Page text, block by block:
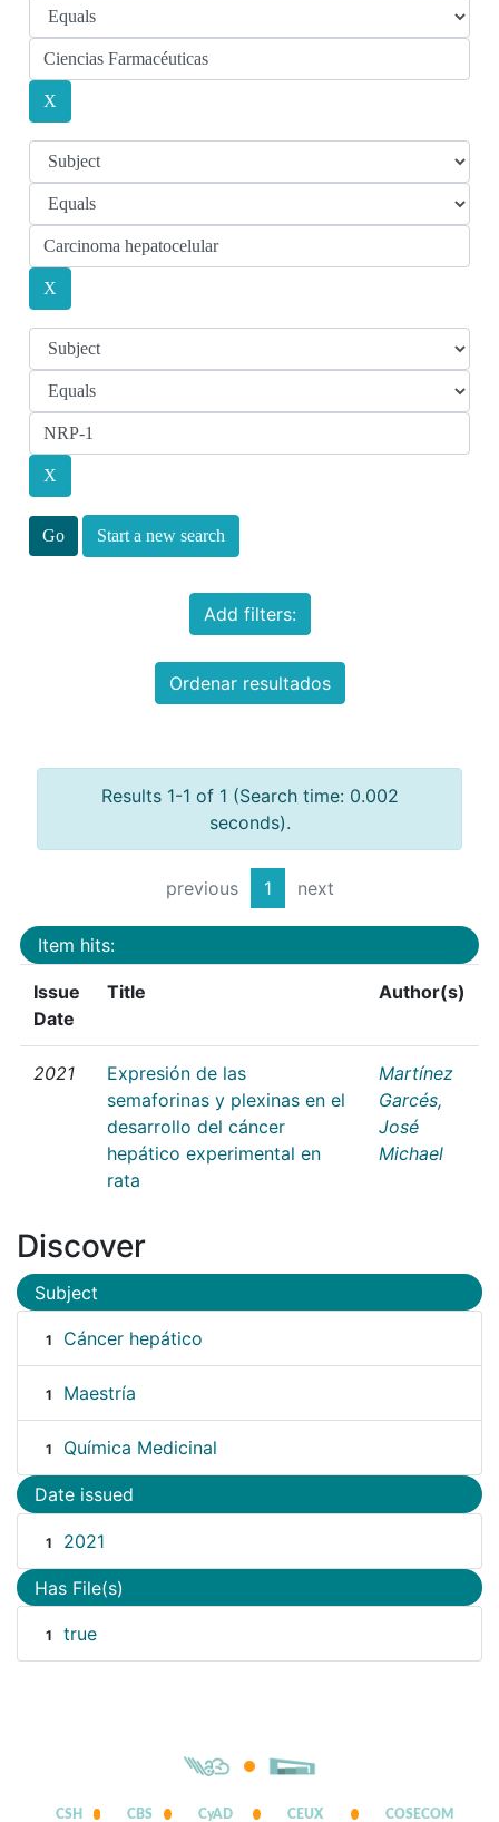
Start a new search
Add filters:
Ordenar resultados
Results 1-1 of 1 (Search time: 0.002
seconds).
previous 1 next
Item hits:
Issue
Date
Title Author(s)
2021
Expresión de las
semaforinas y plexinas en el
desarrollo del cáncer
hepático experimental en
rata
Martínez
Garcés,
José
Michael
Discover
Subject
1 Cáncer hepático
1 Maestría
1 Química Medicinal
Date issued
1 2021
Has File(s)
1 true
CSH CBS CyAD CEUX COSECOM